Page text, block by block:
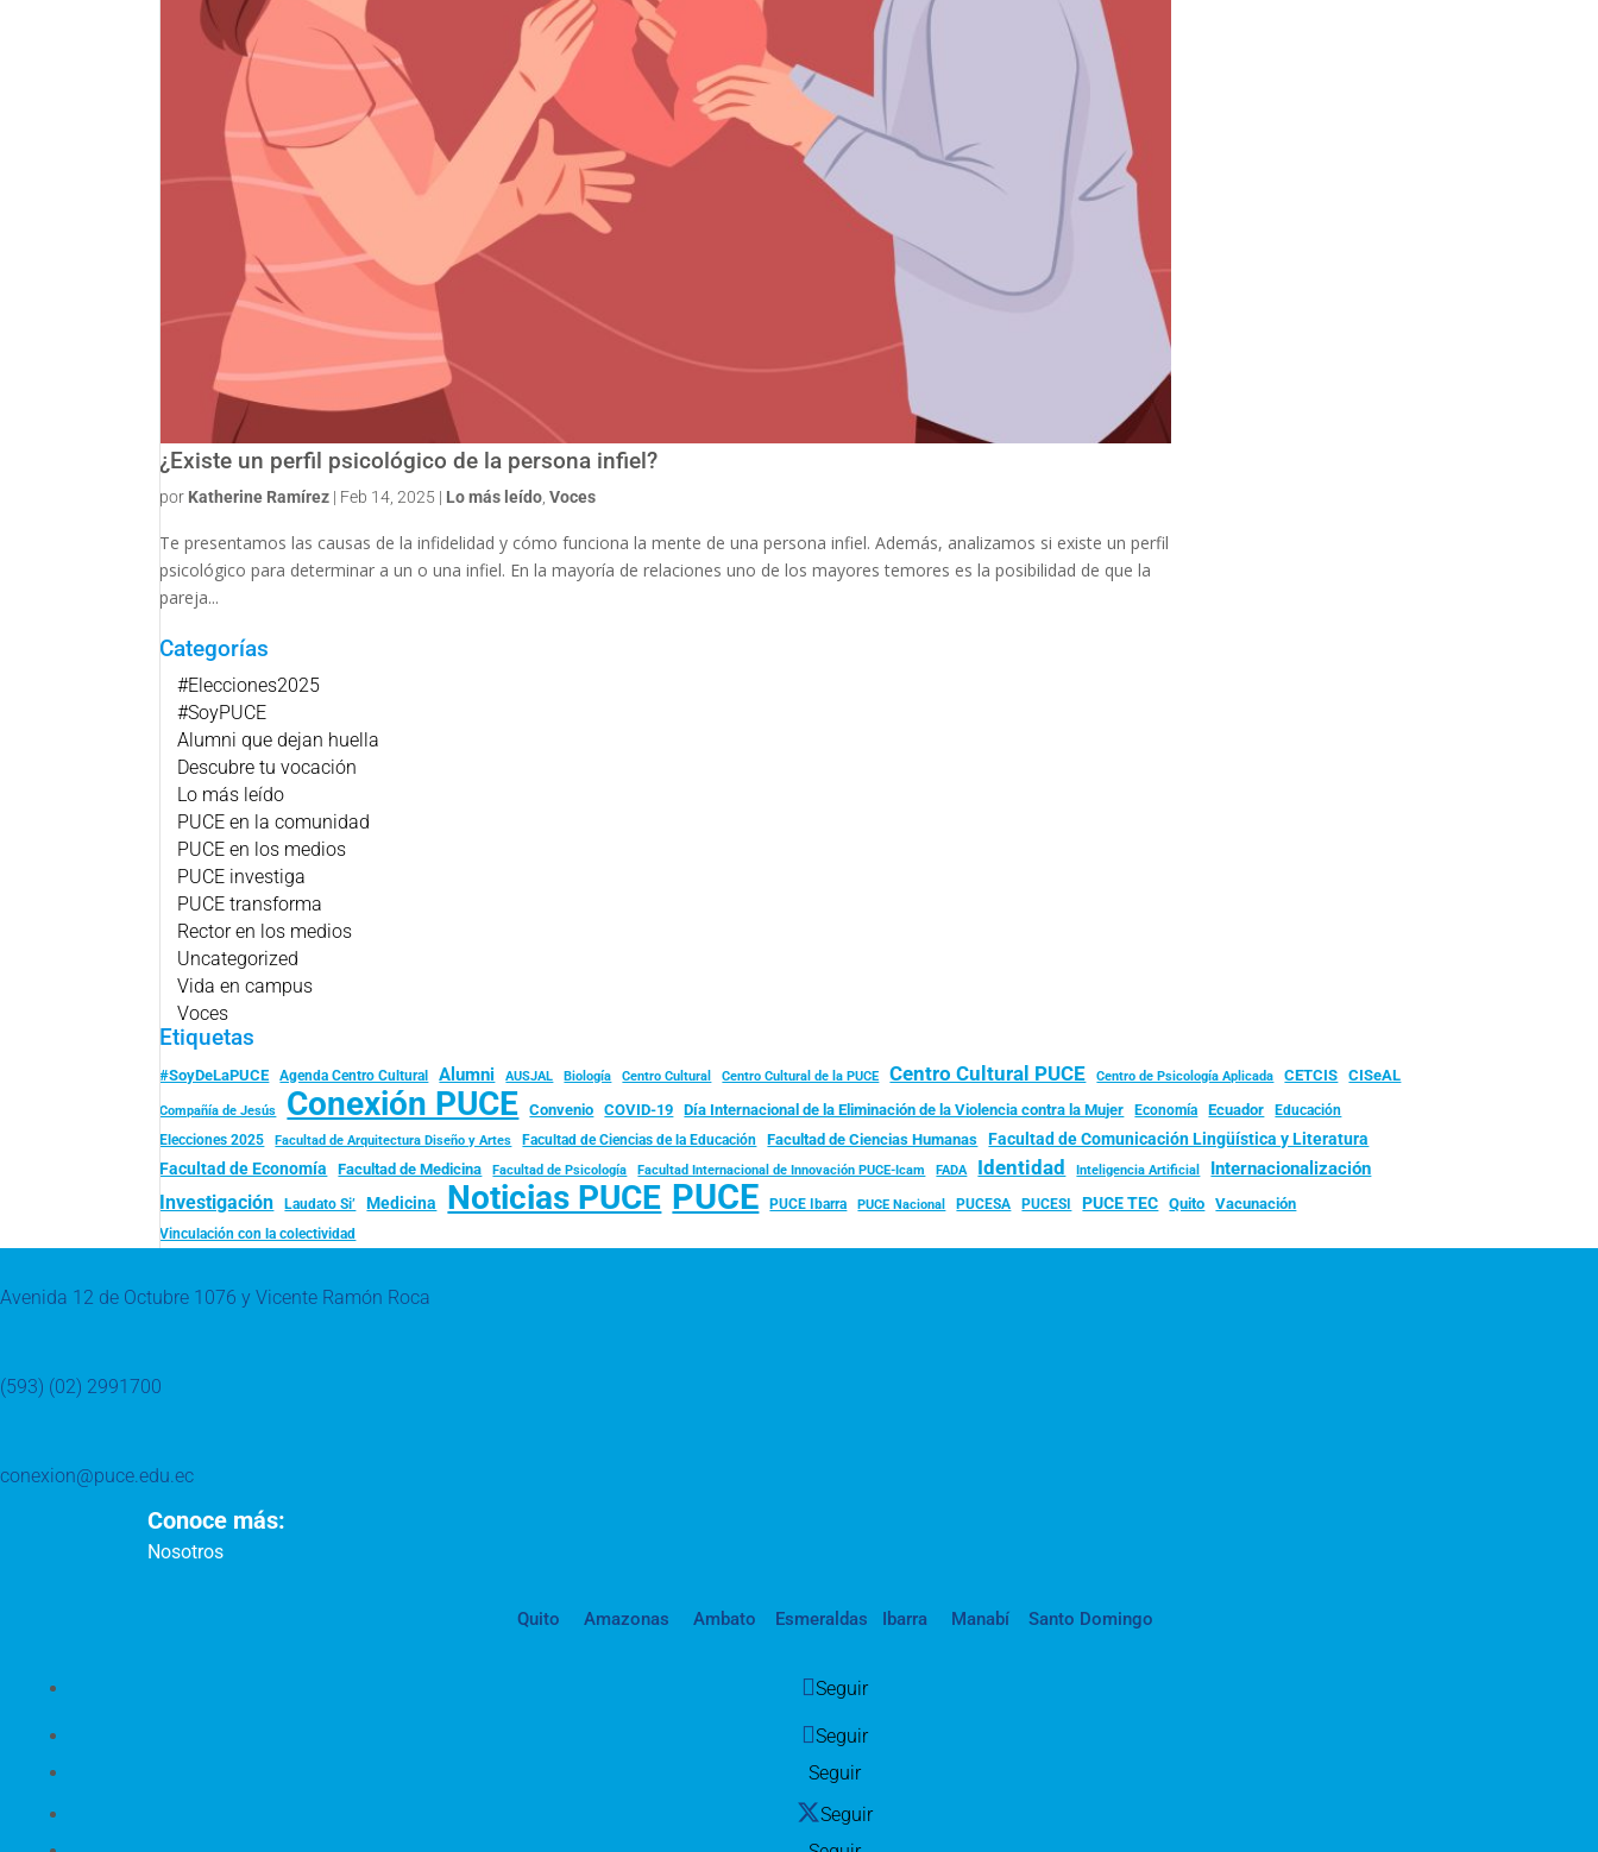
¿Existe un perfil psicológico de la persona infiel?
por Katherine Ramírez | Feb 14, 2025 | Lo más leído ,Voces
Te presentamos las causas de la infidelidad y cómo funciona la mente de una persona infiel. Además, analizamos si existe un perfil
psicológico para determinar a un o una infiel. En la mayoría de relaciones uno de los mayores temores es la posibilidad de que la
pareja...
Categorías
#Elecciones2025
#SoyPUCE
Alumni que dejan huella
Descubre tu vocación
Lo más leído
PUCE en la comunidad
PUCE en los medios
PUCE investiga
PUCE transforma
Rector en los medios
Uncategorized
Vida en campus
Voces
Etiquetas
#SoyDeLaPUCE Agenda Centro Cultural Alumni AUSJAL Biología Centro Cultural Centro Cultural de la PUCE Centro Cultural PUCE Centro de Psicología Aplicada CETCIS CISeAL
Compañía de Jesús Conexión PUCE Convenio COVID-19 Día Internacional de la Eliminación de la Violencia contra la Mujer Economía Ecuador
Educación
Elecciones 2025
Facultad de Arquitectura Diseño y Artes Facultad de Ciencias de la Educación Facultad de Ciencias Humanas Facultad de Comunicación Lingüística y Literatura
Facultad de Economía Facultad de Medicina Facultad de Psicología Facultad Internacional de Innovación PUCE-Icam FADA Identidad Inteligencia Artificial Internacionalización
Investigación Laudato Si’ Medicina Noticias PUCE PUCE PUCE Ibarra PUCE Nacional PUCESA PUCESI PUCE TEC Quito Vacunación
Vinculación con la colectividad
Avenida 12 de Octubre 1076 y Vicente Ramón Roca
(593) (02) 2991700
conexion@puce.edu.ec
Conoce más:
Nosotros
Quito Amazonas Ambato Esmeraldas Ibarra Manabí Santo Domingo
Seguir
Seguir
Seguir
Seguir